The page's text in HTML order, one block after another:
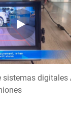
sistemas digitales